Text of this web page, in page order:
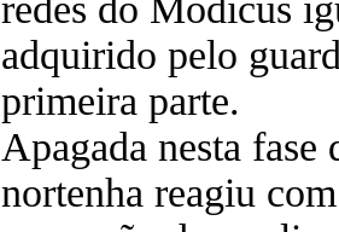
redes do Modicus
adquirido pelo
primeira parte.
Apagada nesta
nortenha reagiu